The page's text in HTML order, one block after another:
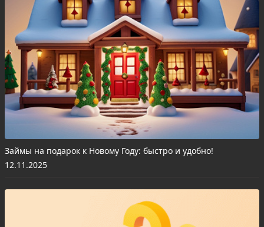
Займы на подарок к Новому Году: быстро и удобно!
12.11.2025